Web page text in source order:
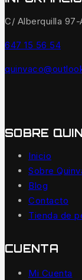
C/ Alberquilla 97-
647 15 56 54
SOBRE
Inicio
Sobre
Blog
Contacto
Tienda de
CUENTA
Mi Cuenta